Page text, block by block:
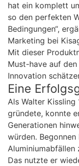
hat ein komplett
so den perfekten
Bedingungen“,
Marketing bei
Mit dieser
Must-have auf
Innovation
Eine
Als Walter Kissling
gründete, konnte
Generationen
würden.
Aluminiumabfällen
Das nutzte er